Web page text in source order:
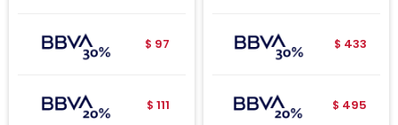
$ 97
$ 111
$ 433
$ 495